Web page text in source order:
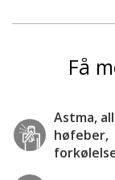
Få
Astma,
høfeber,